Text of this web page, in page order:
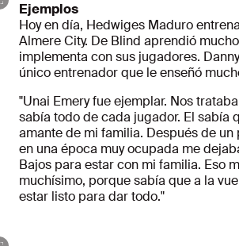
Ejemplos
Hoy en día, Hedwiges Maduro
Almere City. De Blind aprendió
implementa con sus jugadores.
único entrenador que le enseñó
"Unai Emery fue ejemplar. Nos
sabía todo de cada jugador. El sabía
amante de mi familia. Después de
en una época muy ocupada me
Bajos para estar con mi familia. Eso
muchísimo, porque sabía que a la
estar listo para dar todo."